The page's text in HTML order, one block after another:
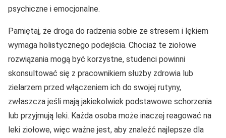
psychiczne i emocjonalne.
Pamiętaj, że droga do radzenia sobie ze stresem i lękiem
wymaga holistycznego podejścia. Chociaż te ziołowe
rozwiązania mogą być korzystne, studenci powinni
skonsultować się z pracownikiem służby zdrowia lub
zielarzem przed włączeniem ich do swojej rutyny,
zwłaszcza jeśli mają jakiekolwiek podstawowe schorzenia
lub przyjmują leki. Każda osoba może inaczej reagować na
leki ziołowe, więc ważne jest, aby znaleźć najlepsze dla